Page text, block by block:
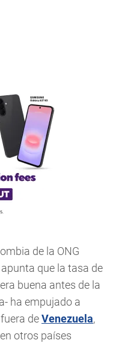
de la ONG
que la tasa de
buena antes de la
ha empujado a
deVenezuela,
otros países